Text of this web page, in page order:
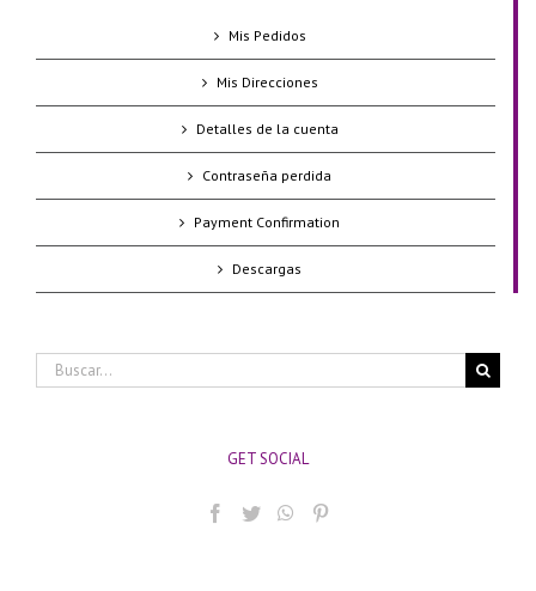
Mis Pedidos
Mis Direcciones
Detalles de la cuenta
Contraseña perdida
Payment Confirmation
Descargas
Buscar:
GET SOCIAL